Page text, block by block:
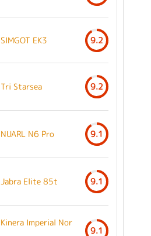
SIMGOT EK3 9.2
Tri Starsea 9.2
NUARL N6 Pro 9.1
Jabra Elite 85t 9.1
Kinera Imperial Nor
9.1